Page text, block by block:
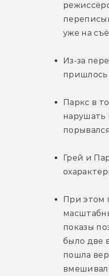
уже на
Из-за
пришлось
Паркс в
нарушать
Грей и
При этом
показы
было две
пошла